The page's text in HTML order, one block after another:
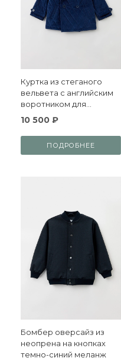
Куртка из стеганого
вельвета с английским
воротником для
мальчика
10 500 ₽
ПОДРОБНЕЕ
Бомбер оверсайз из
неопрена на кнопках
темно-синий меланж